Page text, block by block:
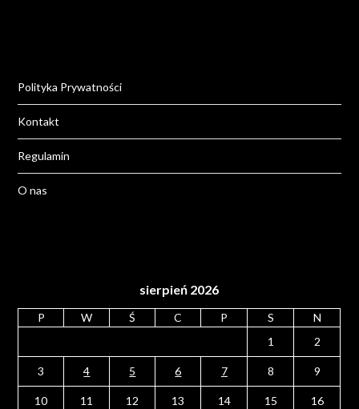
Polityka Prywatności
Kontakt
Regulamin
O nas
sierpień 2026
P W Ś C P S
N
1
2
3 4 5 6 7 8 9
10 11 12 13 14 15 16